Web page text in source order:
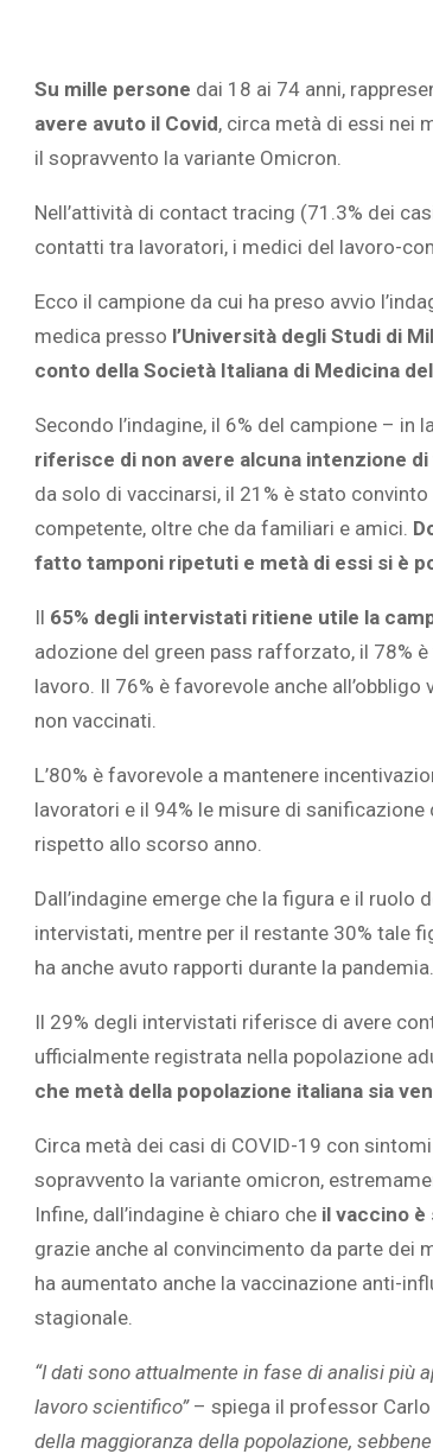
Su mille persone dai 18 ai 74 anni,
avere avuto il Covid, circa metà di essi nei
il sopravvento la variante Omicron.
Nell’attività di contact tracing (71.3% dei
contatti tra lavoratori, i medici del lavoro-
Ecco il campione da cui ha preso avvio
medica presso l’Università degli Studi di
conto della Società Italiana di Medicina
Secondo l’indagine, il 6% del campione –
riferisce di non avere alcuna intenzione
da solo di vaccinarsi, il 21% è stato
competente, oltre che da familiari e amici.
fatto tamponi ripetuti e metà di essi si è
Il 65% degli intervistati ritiene utile la
adozione del green pass rafforzato, il 78%
lavoro. Il 76% è favorevole anche
non vaccinati.
L’80% è favorevole a mantenere
lavoratori e il 94% le misure di
rispetto allo scorso anno.
Dall’indagine emerge che la figura e il
intervistati, mentre per il restante 30% tale
ha anche avuto rapporti durante la pandemia.
Il 29% degli intervistati riferisce di avere
ufficialmente registrata nella popolazione
che metà della popolazione italiana sia
Circa metà dei casi di COVID-19 con
sopravvento la variante omicron,
Infine, dall’indagine è chiaro che il vaccino
grazie anche al convincimento da parte dei
ha aumentato anche la vaccinazione anti-
stagionale.
“I dati sono attualmente in fase di analisi più
lavoro scientifico”– spiega il professor Carlo
della maggioranza della popolazione,